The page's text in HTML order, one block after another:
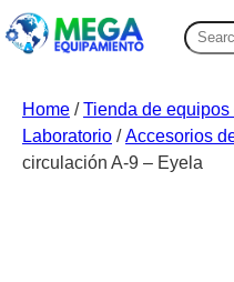
for:
Home /Tienda de
Laboratorio /Accesorios
circulación A-9 – Eyela